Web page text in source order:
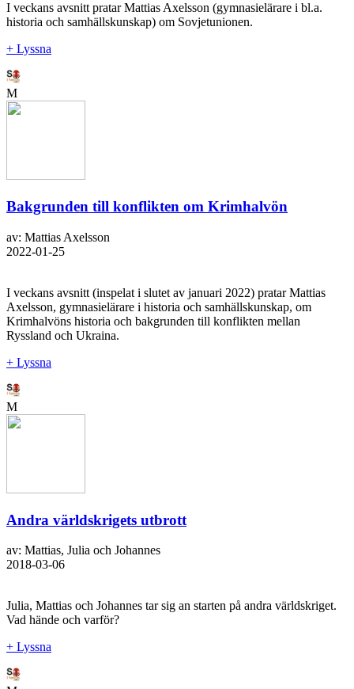
I veckans avsnitt pratar Mattias Axelsson (gymnasielärare i bl.a.
historia och samhällskunskap) om Sovjetunionen.
+ Lyssna
M
Bakgrunden till konflikten om Krimhalvön
av: Mattias Axelsson
2022-01-25
I veckans avsnitt (inspelat i slutet av januari 2022) pratar Mattias
Axelsson, gymnasielärare i historia och samhällskunskap, om
Krimhalvöns historia och bakgrunden till konflikten mellan
Ryssland och Ukraina.
+ Lyssna
M
Andra världskrigets utbrott
av: Mattias, Julia och Johannes
2018-03-06
Julia, Mattias och Johannes tar sig an starten på andra världskriget.
Vad hände och varför?
+ Lyssna